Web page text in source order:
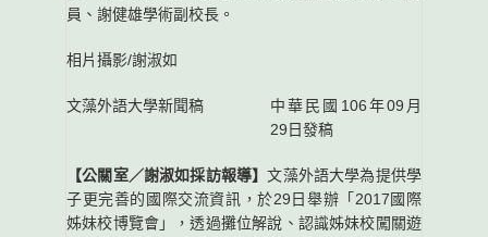
員、謝健雄學術副校長。
相片攝影/謝淑如
文藻外語大學新聞稿 中華民國106年09月
29日發稿
【公關室／謝淑如採訪報導】文藻外語大學為提供學
子更完善的國際交流資訊，於29日舉辦「2017國際
姊妹校博覽會」，透過攤位解說、認識姊妹校闖關遊